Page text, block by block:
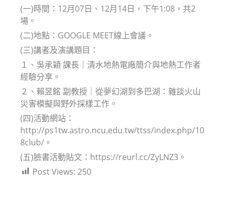
(一)時間：12月07日、12月14日，下午1:08，共2
場。
(二)地點：GOOGLE MEET線上會議。
(三)講者及演講題目：
１、吳承穎 課長｜清水地熱電廠簡介與地熱工作者
經驗分享。
２、賴昱銘 副教授｜從夢幻湖到多巴湖：雜談火山
災害模擬與野外採樣工作。
(四)活動網站：
http://ps1tw.astro.ncu.edu.tw/ttss/index.php/10
8club/。
(五)臉書活動貼文：https://reurl.cc/ZyLNZ3。
Post Views: 250